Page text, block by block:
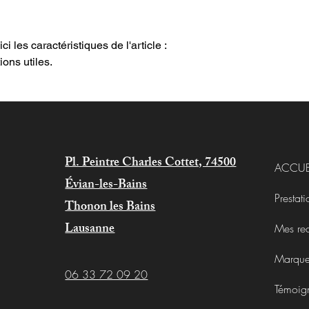
les caractéristiques de l'article :
utiles.
Pl. Peintre Charles Cottet, 74500
Évian-les-Bains
Thonon les Bains
Lausanne
06 33 72 09 20
Mes